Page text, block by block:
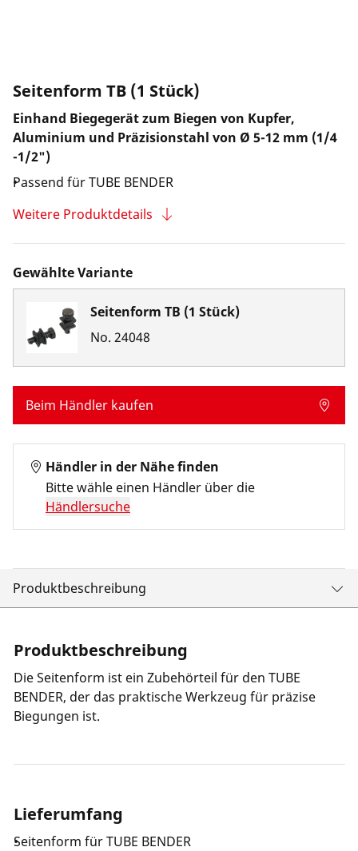
Seitenform TB (1 Stück)
Einhand Biegegerät zum Biegen von Kupfer,
Aluminium und Präzisionstahl von Ø 5-12 mm (1/4
-1/2")
Passend für TUBE BENDER
Weitere Produktdetails
Gewählte Variante
Seitenform TB (1 Stück)
No. 24048
Beim Händler kaufen
Händler in der Nähe finden
Bitte wähle einen Händler über die
Händlersuche
Produktbeschreibung
Produktbeschreibung
Die Seitenform ist ein Zubehörteil für den TUBE
BENDER, der das praktische Werkzeug für präzise
Biegungen ist.
Lieferumfang
Seitenform für TUBE BENDER